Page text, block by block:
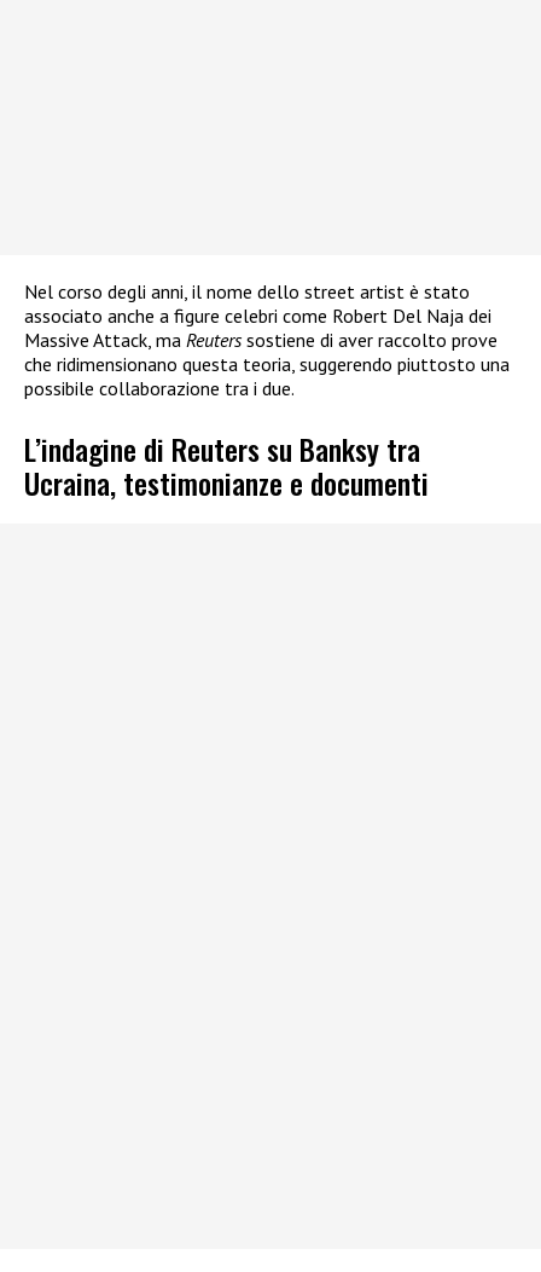
Nel corso degli anni, il nome dello street artist è stato
associato anche a figure celebri come Robert Del Naja dei
Massive Attack, ma Reuterssostiene di aver raccolto prove
che ridimensionano questa teoria, suggerendo piuttosto una
possibile collaborazione tra i due.
L’indagine di Reuters su Banksy tra
Ucraina, testimonianze e documenti